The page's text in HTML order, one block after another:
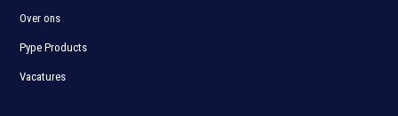
Over ons
Pype Products
Vacatures